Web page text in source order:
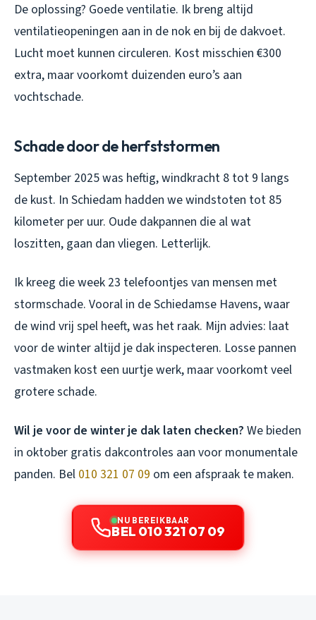
De oplossing? Goede ventilatie. Ik breng altijd
ventilatieopeningen aan in de nok en bij de dakvoet.
Lucht moet kunnen circuleren. Kost misschien €300
extra, maar voorkomt duizenden euro’s aan
vochtschade.
Schade door de herfststormen
September 2025 was heftig, windkracht 8 tot 9 langs
de kust. In Schiedam hadden we windstoten tot 85
kilometer per uur. Oude dakpannen die al wat
loszitten, gaan dan vliegen. Letterlijk.
Ik kreeg die week 23 telefoontjes van mensen met
stormschade. Vooral in de Schiedamse Havens, waar
de wind vrij spel heeft, was het raak. Mijn advies: laat
voor de winter altijd je dak inspecteren. Losse pannen
vastmaken kost een uurtje werk, maar voorkomt veel
grotere schade.
Wil je voor de winter je dak laten checken? We bieden
in oktober gratis dakcontroles aan voor monumentale
panden. Bel 010 321 07 09 om een afspraak te maken.
NU BEREIKBAAR
BEL 010 321 07 09